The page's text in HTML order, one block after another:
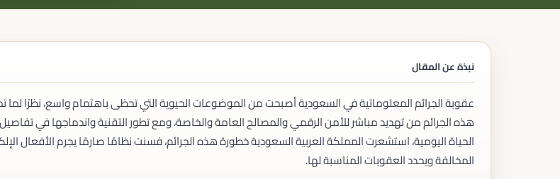
القوة القاهرة والظروف الطارئة
الاستثمار
تأسيس الشركات الأجنبية
التراخيص الاستثمارية
الامتياز التجاري (الفرنشايز)
تسجيل الامتياز التجاري
الامتثال لنظام الامتياز التجاري
القضايا الجنائية
الجرائم التجارية
المرافعة والمدافعة
التمثيل أمام المحاكم
التمثيل أمام اللجان
التمثيل أمام الجهات
نبذة عن المقال
عقوبة الجرائم المعلوماتية في السعودية أصبحت من الموضوعات الحيوية التي تحظى باهتمام واسع، نظرًا لما
هذه الجرائم من تهديد مباشر للأمن الرقمي والمصالح العامة والخاصة، ومع تطور التقنية واندماجها في تفاصيل
الحياة اليومية، استشعرت المملكة العربية السعودية خطورة هذه الجرائم، فسنت نظامًا صارمًا يجرم الأفعال
المخالفة ويحدد العقوبات المناسبة لها.